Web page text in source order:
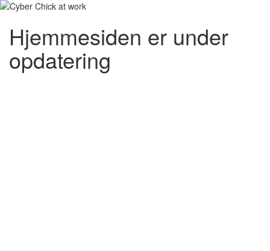
Hjemmesiden er under
opdatering